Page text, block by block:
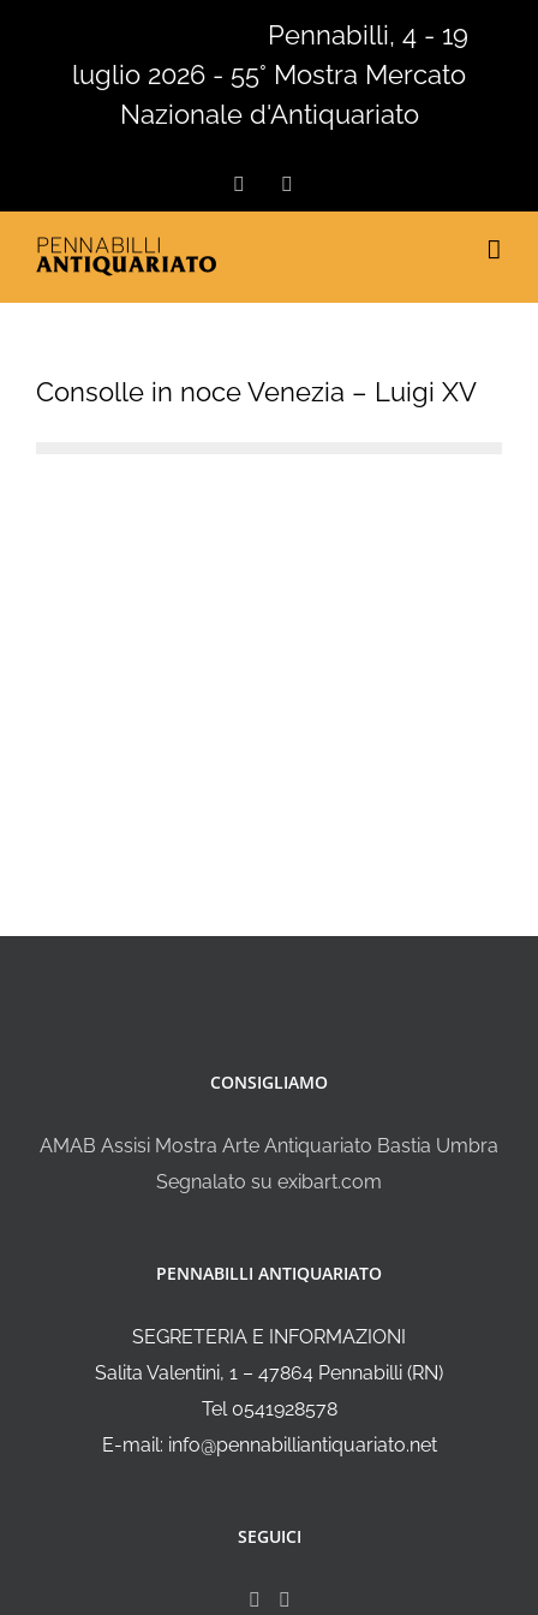
contenuto
Pennabilli, 4 - 19
luglio 2026 - 55° Mostra Mercato
Nazionale d'Antiquariato
Facebook
Consolle in noce Venezia – Luigi XV
CONSIGLIAMO
AMAB Assisi Mostra Arte Antiquariato Bastia Umbra
Segnalato su exibart.com
PENNABILLI ANTIQUARIATO
SEGRETERIA E INFORMAZIONI
Salita Valentini, 1 – 47864 Pennabilli (RN)
Tel 0541928578
E-mail: info@pennabilliantiquariato.net
SEGUICI